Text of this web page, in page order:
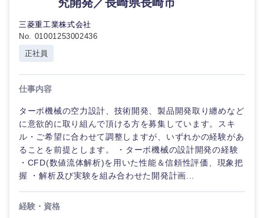
中国・四国地方
鳥取県 島根県
岡山県 広島県
三菱重工業株式会社
No. 01001253002436
正社員
仕事内容
ターボ機械の空力設計、技術開発、製品開発取り纏めなど
に意欲的に取り組んで頂ける方を募集しています。スキ
ル・ご希望に合わせて調整しますが、いずれかの経験があ
ることを前提とします。 ・ターボ機械の設計開発の経験
・CFD(数値流体解析)を用いた性能＆信頼性評価、現象把
握 ・解析及び実験を組み合わせた開発計画...
経験・資格